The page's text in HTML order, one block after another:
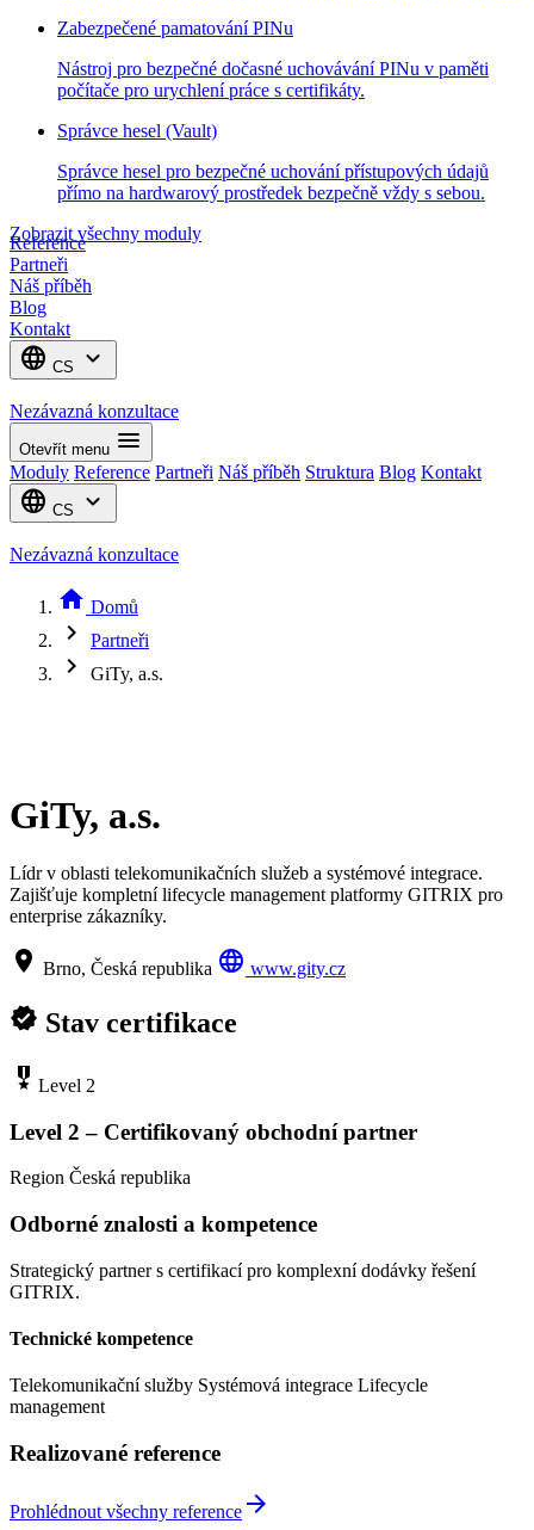
Zabezpečené pamatování PINu
Nástroj pro bezpečné dočasné uchovávání PINu v paměti
počítače pro urychlení práce s certifikáty.
Správce hesel (Vault)
Správce hesel pro bezpečné uchování přístupových údajů
přímo na hardwarový prostředek bezpečně vždy s sebou.
Zobrazit všechny moduly
Reference
Partneři
Náš příběh
Blog
Kontakt
language CS expand_more
Nezávazná konzultace
Otevřít menu menu
Moduly Reference Partneři Náš příběh Struktura Blog Kontakt
language CS expand_more
Nezávazná konzultace
home Domů
chevron_right Partneři
chevron_right GiTy, a.s.
GiTy, a.s.
Lídr v oblasti telekomunikačních služeb a systémové integrace.
Zajišťuje kompletní lifecycle management platformy GITRIX pro
enterprise zákazníky.
location_on Brno, Česká republika language www.gity.cz
verified Stav certifikace
military_tech Level 2
Level 2 – Certifikovaný obchodní partner
Region Česká republika
Odborné znalosti a kompetence
Strategický partner s certifikací pro komplexní dodávky řešení
GITRIX.
Technické kompetence
Telekomunikační služby Systémová integrace Lifecycle
management
Realizované reference
Prohlédnout všechny reference arrow_forward